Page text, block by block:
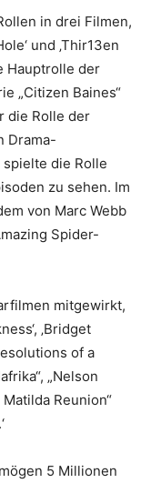
in drei Filmen,
und ‚Thir13en
Hauptrolle der
„Citizen Baines“
die Rolle der
Drama-
spielte die Rolle
zu sehen. Im
von Marc Webb
Spider-
mitgewirkt,
‚Bridget
of a
„Nelson
Reunion“
5 Millionen